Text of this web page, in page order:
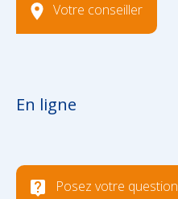
Votre conseiller
En ligne
Posez votre question